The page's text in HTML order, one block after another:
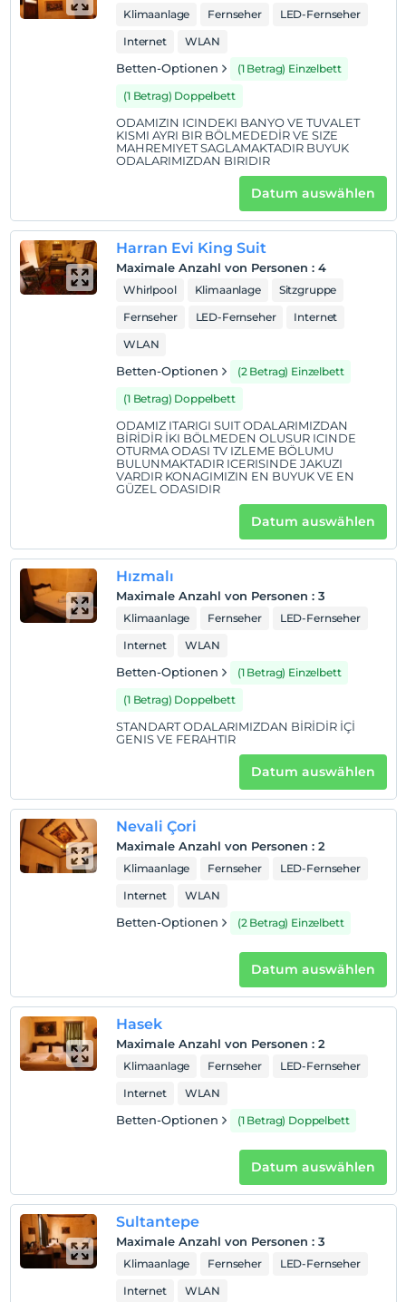
Klimaanlage Fernseher
LED-Fernseher
Internet
WLAN
Betten-Optionen
(1 Betrag) Einzelbett
(1 Betrag) Doppelbett
ODAMIZIN ICINDEKI BANYO VE TUVALET
KISMI AYRI BIR BÖLMEDEDİR VE SIZE
MAHREMIYET SAGLAMAKTADIR BUYUK
ODALARIMIZDAN BIRIDIR
Datum auswählen
Harran Evi King Suit
Maximale Anzahl von Personen : 4
Whirlpool Klimaanlage
Sitzgruppe
Fernseher
LED-Fernseher
Internet
WLAN
Betten-Optionen
(2 Betrag) Einzelbett
(1 Betrag) Doppelbett
ODAMIZ ITARIGI SUIT ODALARIMIZDAN
BİRİDİR İKI BÖLMEDEN OLUSUR ICINDE
OTURMA ODASI TV IZLEME BÖLUMU
BULUNMAKTADIR ICERISINDE JAKUZI
VARDIR KONAGIMIZIN EN BUYUK VE EN
GÜZEL ODASIDIR
Datum auswählen
Hızmalı
Maximale Anzahl von Personen : 3
Klimaanlage Fernseher
LED-Fernseher
Internet
WLAN
Betten-Optionen
(1 Betrag) Einzelbett
(1 Betrag) Doppelbett
STANDART ODALARIMIZDAN BİRİDİR İÇİ
GENIS VE FERAHTIR
Datum auswählen
Nevali Çori
Maximale Anzahl von Personen : 2
Klimaanlage Fernseher
LED-Fernseher
Internet
WLAN
Betten-Optionen (2 Betrag) Einzelbett
Datum auswählen
Hasek
Maximale Anzahl von Personen : 2
Klimaanlage Fernseher
LED-Fernseher
Internet
WLAN
Betten-Optionen (1 Betrag) Doppelbett
Datum auswählen
Sultantepe
Maximale Anzahl von Personen : 3
Klimaanlage Fernseher
LED-Fernseher
Internet
WLAN